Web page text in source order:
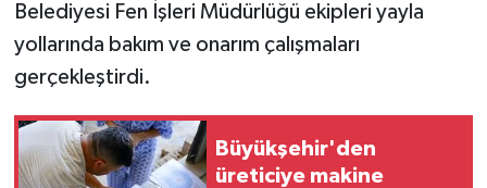
Belediyesi Fen İşleri Müdürlüğü ekipleri yayla
yollarında bakım ve onarım çalışmaları
gerçekleştirdi.
Büyükşehir'den
üreticiye makine